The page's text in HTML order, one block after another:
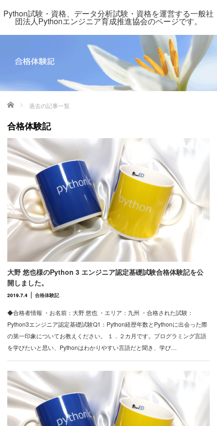
Python試験・資格、データ分析試験・資格を運営する一般社
団法人Pythonエンジニア育成推進協会のページです。
ホーム 過去の記事一覧
合格体験記
大野 悠也様のPython 3 エンジニア認定基礎試験合格体験記を公
開しました。
2019.7.4 合格体験記
◆合格者情報 ・お名前：大野 悠也 ・エリア：九州 ・合格された試験：
Python3エンジニア認定基礎試験Q1：Python経歴年数とPythonに出会った際
の第一印象についてお教えください。 １．２カ月です。プログラミング言語
を学びたいと思い、Pythonはわかりやすい言語だと聞き、学び…